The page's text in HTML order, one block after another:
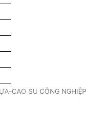
CAO SU CÔNG NGHIỆP